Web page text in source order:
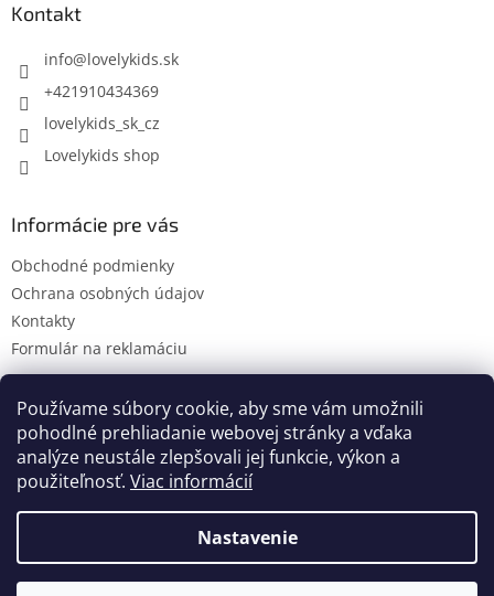
Používame súbory cookie, aby sme vám umožnili
pohodlné prehliadanie webovej stránky a vďaka
analýze neustále zlepšovali jej funkcie, výkon a
použiteľnosť. Viac informácií
Nastavenie
Kontakt
info@lovelykids.sk
+421910434369
lovelykids_sk_cz
Lovelykids shop
Informácie pre vás
Obchodné podmienky
Ochrana osobných údajov
Kontakty
Formulár na reklamáciu
Kontakty Novinky
Vytvoril Shoptet